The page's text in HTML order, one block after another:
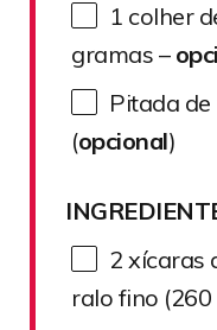
1 colher
gramas –
Pitada
(opcional)
2 xícaras
ralo fino (260